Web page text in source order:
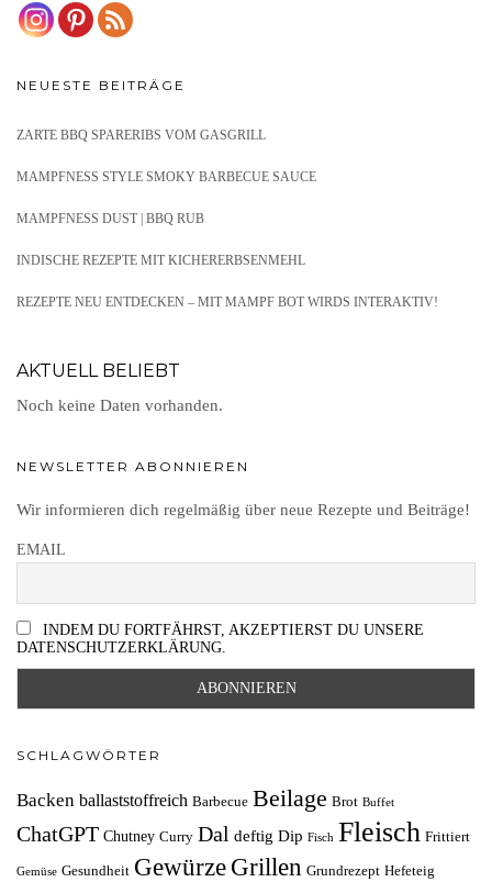
NEUESTE BEITRÄGE
ZARTE BBQ SPARERIBS VOM GASGRILL
MAMPFNESS STYLE SMOKY BARBECUE SAUCE
MAMPFNESS DUST | BBQ RUB
INDISCHE REZEPTE MIT KICHERERBSENMEHL
REZEPTE NEU ENTDECKEN – MIT MAMPF BOT WIRDS INTERAKTIV!
AKTUELL BELIEBT
Noch keine Daten vorhanden.
NEWSLETTER ABONNIEREN
Wir informieren dich regelmäßig über neue Rezepte und Beiträge!
EMAIL
INDEM DU FORTFÄHRST, AKZEPTIERST DU UNSERE
DATENSCHUTZERKLÄRUNG.
SCHLAGWÖRTER
Backen ballaststoffreich Barbecue Beilage Brot Buffet
ChatGPT Chutney Curry Dal deftig Dip Fisch Fleisch Frittiert
Gemüse Gesundheit Gewürze Grillen Grundrezept Hefeteig